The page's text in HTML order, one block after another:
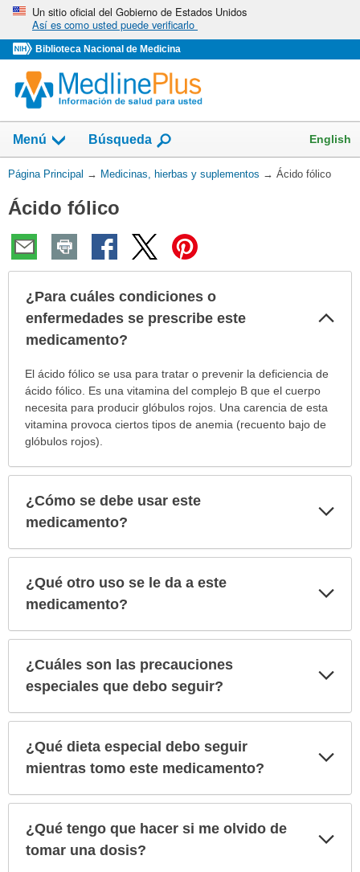
Omita
vaya
al
Contenido
Un sitio oficial del Gobierno de Estados Unidos
Así es como usted puede verificarlo
Biblioteca Nacional de Medicina
Menú
Mostrar
campo
de
Búsqueda English
Usted
aquí:
Página Principal → Medicinas, hierbas y suplementos → Ácido fólico
Ácido fólico
¿Para cuáles condiciones o
enfermedades se prescribe este
medicamento?
¿Para
cuáles
condiciones
enfermedades
prescribe
medicamento?
extendido.
El ácido fólico se usa para tratar o prevenir la deficiencia de
ácido fólico. Es una vitamina del complejo B que el cuerpo
necesita para producir glóbulos rojos. Una carencia de esta
vitamina provoca ciertos tipos de anemia (recuento bajo de
glóbulos rojos).
¿Cómo se debe usar este
medicamento?
¿Qué otro uso se le da a este
medicamento?
¿Cuáles son las precauciones
especiales que debo seguir?
¿Qué dieta especial debo seguir
mientras tomo este medicamento?
¿Qué tengo que hacer si me olvido de
tomar una dosis?